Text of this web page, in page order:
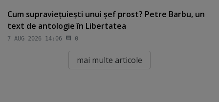
Cum supravieţuieşti unui şef prost? Petre Barbu, un
text de antologie în Libertatea
7 AUG 2026 14:06 0
mai multe articole